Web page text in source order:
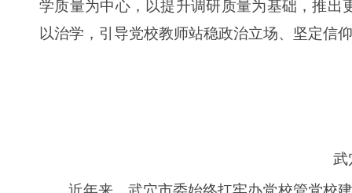
学质量为中心，以提升调研质量为基础，推
以治学，引导党校教师站稳政治立场、坚定信
武